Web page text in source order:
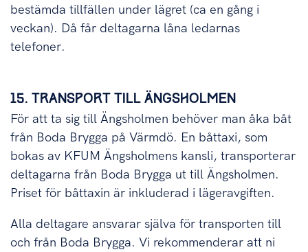
bestämda tillfällen under lägret (ca en gång i
veckan). Då får deltagarna låna ledarnas
telefoner.
15. TRANSPORT TILL ÄNGSHOLMEN
För att ta sig till Ängsholmen behöver man åka båt
från Boda Brygga på Värmdö. En båttaxi, som
bokas av KFUM Ängsholmens kansli, transporterar
deltagarna från Boda Brygga ut till Ängsholmen.
Priset för båttaxin är inkluderad i lägeravgiften.
Alla deltagare ansvarar själva för transporten till
och från Boda Brygga. Vi rekommenderar att ni